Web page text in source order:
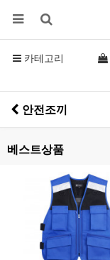
카테고리
안전조끼
베스트상품